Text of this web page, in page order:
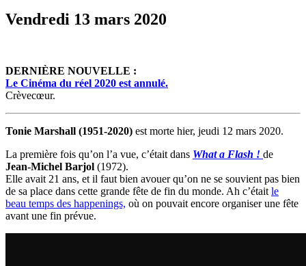
Vendredi 13 mars 2020
DERNIÈRE NOUVELLE :
Le Cinéma du réel 2020 est annulé.
Crèvecœur.
Tonie Marshall (1951-2020) est morte hier, jeudi 12 mars 2020.
La première fois qu’on l’a vue, c’était dans What a Flash ! de
Jean-Michel Barjol (1972).
Elle avait 21 ans, et il faut bien avouer qu’on ne se souvient pas bien
de sa place dans cette grande fête de fin du monde. Ah c’étaitle
beau temps des happenings, où on pouvait encore organiser une fête
avant une fin prévue.